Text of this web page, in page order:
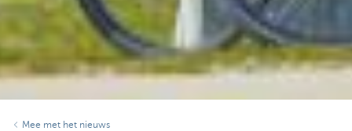
Mee met het nieuws